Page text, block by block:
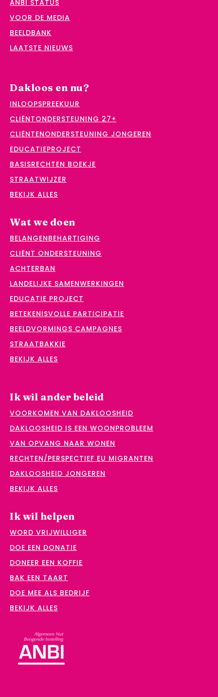
ANBI STATUS
VOOR DE MEDIA
BEELDBANK
LAATSTE NIEUWS
Dakloos en nu?
INLOOPSPREEKUUR
CLIËNTONDERSTEUNING 27+
CLIËNTENONDERSTEUNING JONGEREN
EDUCATIEPROJECT
BASISRECHTEN BOEKJE
STRAATWIJZER
BEKIJK ALLES
Wat we doen
BELANGENBEHARTIGING
CLIËNT ONDERSTEUNING
ACHTERBAN
LANDELIJKE SAMENWERKINGEN
EDUCATIE PROJECT
BETEKENISVOLLE PARTICIPATIE
BEELDVORMINGS CAMPAGNES
STRAATBAKKIE
BEKIJK ALLES
Ik wil ander beleid
VOORKOMEN VAN DAKLOOSHEID
DAKLOOSHEID IS EEN WOONPROBLEEM
VAN OPVANG NAAR WONEN
RECHTEN/PERSPECTIEF EU MIGRANTEN
DAKLOOSHEID JONGEREN
BEKIJK ALLES
Ik wil helpen
WORD VRIJWILLIGER
DOE EEN DONATIE
DONEER EEN KOFFIE
BAK EEN TAART
DOE MEE ALS BEDRIJF
BEKIJK ALLES